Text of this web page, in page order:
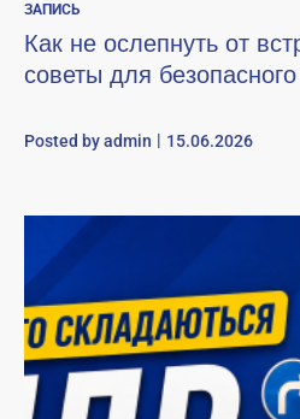
ЗАПИСЬ
Как не ослепнуть от
советы для
Posted byadmin 15.06.2026